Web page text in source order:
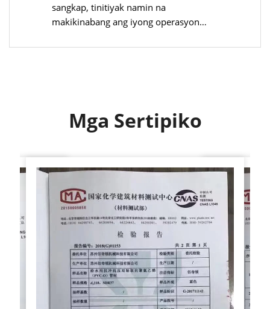
sangkap, tinitiyak namin na
makikinabang ang iyong operasyon
maaasahan at matibay, pinakamaliit
Mga Sertipiko